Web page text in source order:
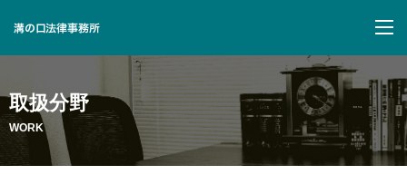
取扱分野
WORK